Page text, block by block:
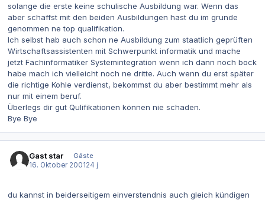
solange die erste keine schulische Ausbildung war. Wenn das
aber schaffst mit den beiden Ausbildungen hast du im grunde
genommen ne top qualifikation.
Ich selbst hab auch schon ne Ausbildung zum staatlich geprüften
Wirtschaftsassistenten mit Schwerpunkt informatik und mache
jetzt Fachinformatiker Systemintegration wenn ich dann noch bock
habe mach ich vielleicht noch ne dritte. Auch wenn du erst später
die richtige Kohle verdienst, bekommst du aber bestimmt mehr als
nur mit einem beruf.
Überlegs dir gut Qulifikationen können nie schaden.
Bye Bye
Gast star
Gäste
16. Oktober 2001 24 j
du kannst in beiderseitigem einverstendnis auch gleich kündigen